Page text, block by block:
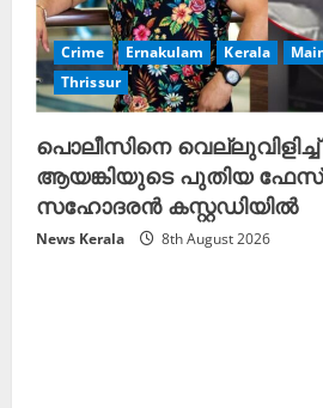
Crime Ernakulam Kerala
Thrissur
പൊലീസിനെ
ആയങ്കിയുടെ പുതിയ
സഹോദരൻ കസ്റ്റഡിയിൽ
News Kerala 8th August 2026